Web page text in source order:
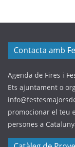
Contacta amb
Agenda de Fires i
Ets ajuntament o
promocionar el teu
persones a